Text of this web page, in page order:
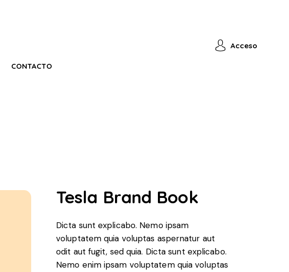
CONTACTO
Acceso
Tesla Brand Book
Dicta sunt explicabo. Nemo ipsam
voluptatem quia voluptas aspernatur aut
odit aut fugit, sed quia. Dicta sunt explicabo.
Nemo enim ipsam voluptatem quia voluptas